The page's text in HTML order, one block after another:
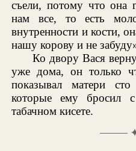
съели, потому что она
нам все, то есть
внутренности и кости,
нашу корову и не
Ко двору Вася
уже дома, он только
показывал матери
которые ему бросил
табачном кисете.